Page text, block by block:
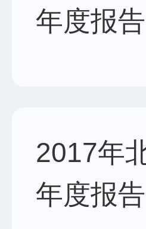
年度报告
2017年
年度报告